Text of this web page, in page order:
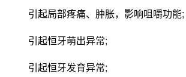
引起局部疼痛、肿胀，影响咀嚼功能;
引起恒牙萌出异常;
引起恒牙发育异常;